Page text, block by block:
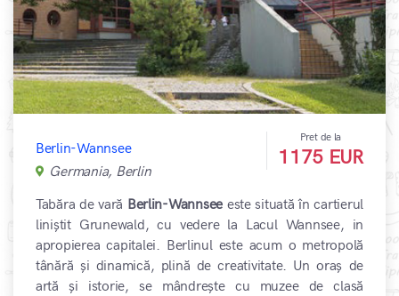
Berlin-Wannsee
Germania, Berlin
Pret de la
1175 EUR
Tabăra de vară Berlin-Wannsee este situată în cartierul
liniștit Grunewald, cu vedere la Lacul Wannsee, in
apropierea capitalei. Berlinul este acum o metropolă
tânără și dinamică, plină de creativitate. Un oraș de
artă și istorie, se mândrește cu muzee de clasă